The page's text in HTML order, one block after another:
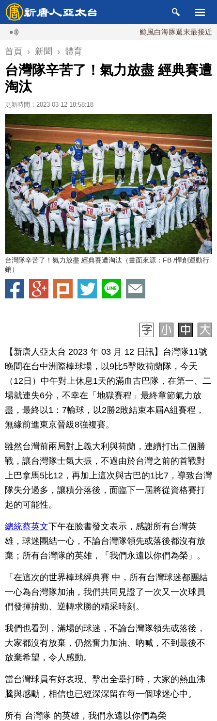
颱風白海豚週末最接近台灣
首頁 › 新聞 › 體育
台灣隊辛苦了！氣力放盡 經典賽遭
淘汰
更新時間：2023-03-12 18:58:18
台灣隊辛苦了！氣力放盡 經典賽遭淘汰（畫面來源：FB /悍創運動行
銷）
【新唐人亞太台 2023 年 03 月 12 日訊】台灣隊11號
晚間在台中洲際棒球場，以9比5擊敗荷蘭隊，今天
（12日）中午對上休息1天的滿血古巴隊，在第一、二
場就連失6分，不幸在「地獄賽程」最終章節氣力放
盡，最終以1：7輸球，以2勝2敗結束本屆A組賽程，
無緣前進東京晉級8強複賽。
雖然台灣前兩局對上義大利與荷蘭，連續打出二個勝
戰，讓台灣隊士氣大振 ， 不過由於台灣之前的首戰對
上巴拿馬5比12，再加上這次與古巴的1比7，導致台灣
隊失分過多，讓積分落後，面臨下一屆將從資格賽打
起的可能性。
總統蔡英文下午在臉書發文表示，感謝所有台灣英
雄，球迷團結一心，不論台灣隊領先或落後都沒有放
棄；所有台灣隊的英雄，「我們永遠以你們為榮」。
「在這次的世界棒球經典賽 中，所有台灣球迷都團結
一心為台灣隊加油，我們共同見證了一次又一次球員
們發揮拚勁、逆轉求勝的精采時刻。
我們也看到，滿場的球迷，不論台灣隊領先或落後，
大家都沒有放棄，仍然奮力加油、吶喊，不到最後不
放棄希望，令人感動。
當台灣球員有好表現、擊出全壘打時，大家的熱血沸
騰與感動，相信也已經深深留在每一個球迷心中。
所有 台灣隊 的英雄，我們永遠以你們為榮